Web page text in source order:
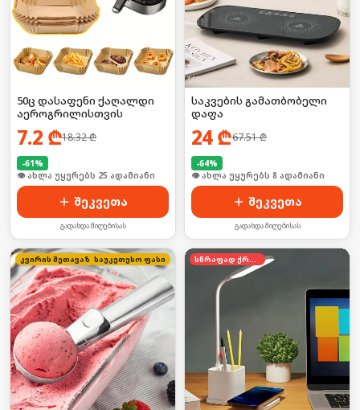
50ც დასაფენი ქაღალდი
აეროგრილისთვის
7.2 ₾18.32₾
-61%
🛒 ბოლო 24სთ-ში იყიდა 39-მა
შეკვეთა
გადახდა მიღებისას
საკვების გამათბობელი
დაფა
24₾67.51₾
-64%
🛒 ბოლო 24სთ-ში იყიდა 12-მა
შეკვეთა
გადახდა მიღებისას
კვირის შეთავაზებასაუკეთესო ფასი სწრაფად ქრება